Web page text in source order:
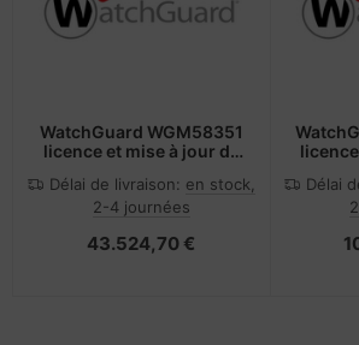
WatchGuard WGM58351
licence et mise à jour de
année(s)
Délai de livraison: en stock,
2-4 journées
43.524,70 €
Délai